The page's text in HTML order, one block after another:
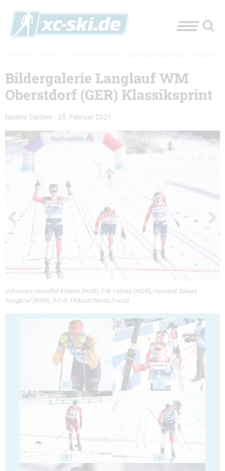
Bildergalerie Langlauf WM
Oberstdorf (GER) Klassiksprint
Nadine Gärtner - 25. Februar 2021
Johannes Hoesflot Klaebo (NOR), Erik Valnes (NOR), Haavard Solaas
Taugboel (NOR), (l-r) © Thibaut/NordicFocus
1 2
3 4